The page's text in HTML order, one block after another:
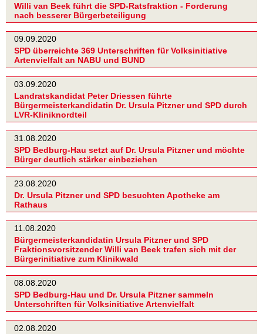
Willi van Beek führt die SPD-Ratsfraktion - Forderung
nach besserer Bürgerbeteiligung
09.09.2020
SPD überreichte 369 Unterschriften für Volksinitiative
Artenvielfalt an NABU und BUND
03.09.2020
Landratskandidat Peter Driessen führte
Bürgermeisterkandidatin Dr. Ursula Pitzner und SPD durch
LVR-Kliniknordteil
31.08.2020
SPD Bedburg-Hau setzt auf Dr. Ursula Pitzner und möchte
Bürger deutlich stärker einbeziehen
23.08.2020
Dr. Ursula Pitzner und SPD besuchten Apotheke am
Rathaus
11.08.2020
Bürgermeisterkandidatin Ursula Pitzner und SPD
Fraktionsvorsitzender Willi van Beek trafen sich mit der
Bürgerinitiative zum Klinikwald
08.08.2020
SPD Bedburg-Hau und Dr. Ursula Pitzner sammeln
Unterschriften für Volksinitiative Artenvielfalt
02.08.2020